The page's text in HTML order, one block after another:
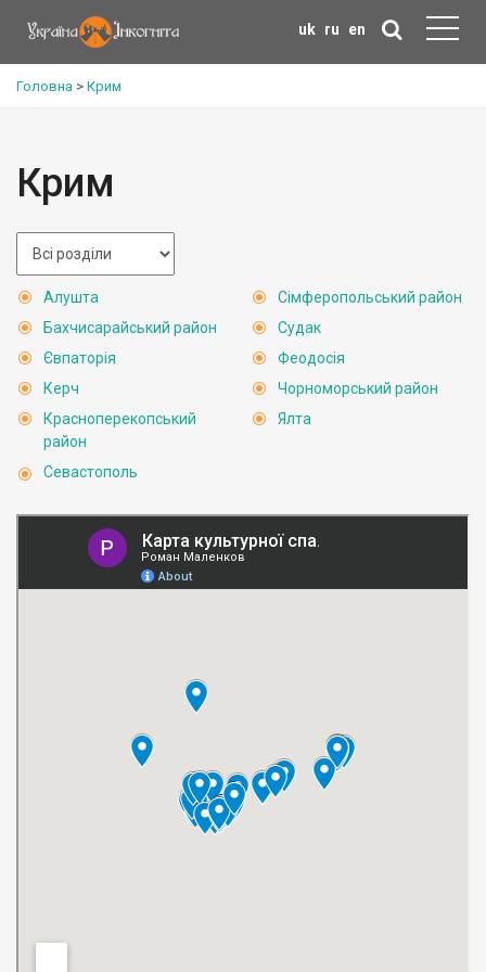
uk ru en
Головна > Крим
Крим
Алушта
Бахчисарайський район
Євпаторія
Керч
Красноперекопський
район
Севастополь
Сімферопольський район
Судак
Феодосія
Чорноморський район
Ялта